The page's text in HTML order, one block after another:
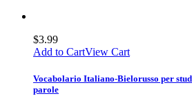
$3.99
Add to CartView Cart
Vocabolario Italiano-Bielorusso per
parole